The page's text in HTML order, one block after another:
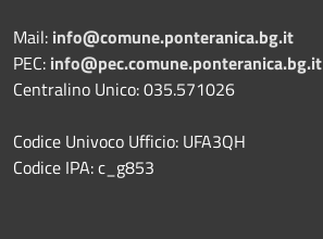
Mail: info@comune.ponteranica.bg.it
PEC: info@pec.comune.ponteranica.bg.it
Centralino Unico: 035.571026
Codice Univoco Ufficio: UFA3QH
Codice IPA: c_g853